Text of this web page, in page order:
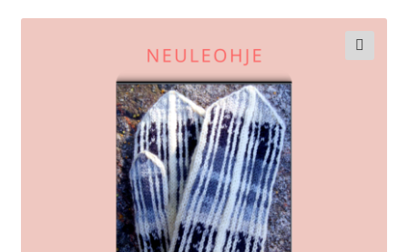
Käsityötuotteet
Ohjeet ja oppimateriaalit
Rahalahjoitukset
Materiaalit, työvälineet